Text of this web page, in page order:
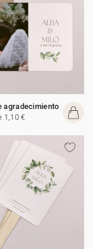
agradecimiento
1,10 €